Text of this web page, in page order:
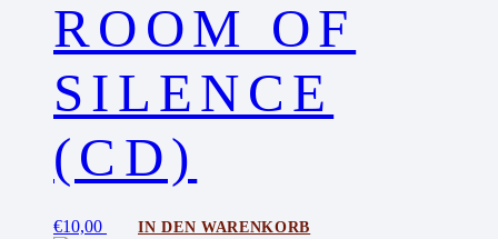
ROOM OF
SILENCE
(CD)
€10,00 IN DEN WARENKORB